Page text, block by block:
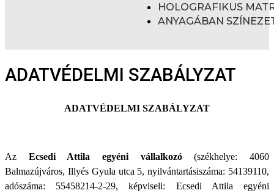
HOLOGRAFIKUS
ANYAGÁBAN
ADATVÉDELMI SZABÁLYZAT
ADATVÉDELMI SZABÁLYZAT
Az Ecsedi Attila egyéni vállalkozó(székhelye: 4060
Balmazújváros, Illyés Gyula utca 5, nyilvántartásiszáma: 54139110,
adószáma: 55458214-2-29, képviseli: Ecsedi Attila egyéni